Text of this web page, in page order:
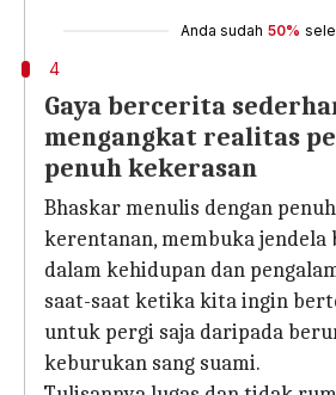
Anda sudah 50%
4
Gaya bercerita
mengangkat realitas
penuh kekerasan
Bhaskar menulis dengan
kerentanan, membuka jendela
dalam kehidupan dan
saat-saat ketika kita ingin
untuk pergi saja daripada
keburukan sang suami.